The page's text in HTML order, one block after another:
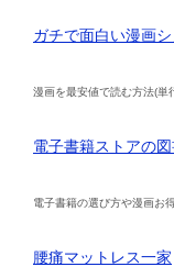
ガチで面白い漫画シ
漫画を最安値で読む方法(単
電子書籍ストアの
電子書籍の選び方や漫画お
腰痛マットレス一家